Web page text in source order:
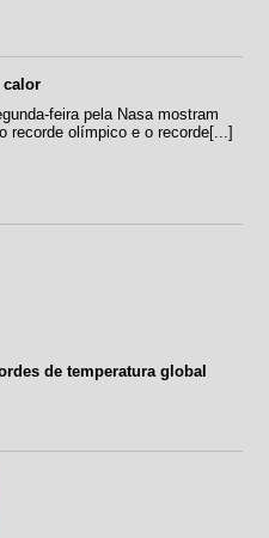
calor
feira pela Nasa mostram
recorde olímpico e o recorde[...]
de temperatura global